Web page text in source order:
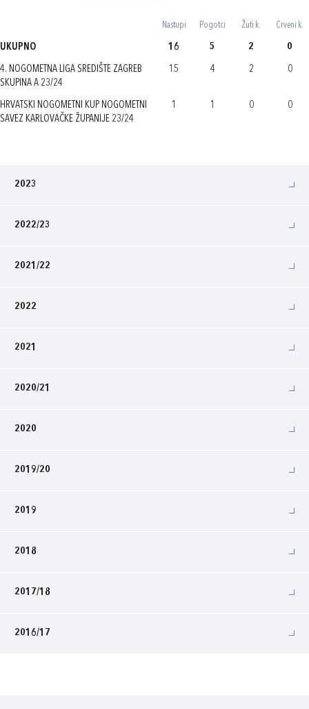
Nastupi Pogotci Žuti k. Crveni k.
UKUPNO 16 5 2 0
4. NOGOMETNA LIGA SREDIŠTE ZAGREB
SKUPINA A 23/24
15 4 2 0
HRVATSKI NOGOMETNI KUP NOGOMETNI
SAVEZ KARLOVAČKE ŽUPANIJE 23/24
1 1 0 0
2023
2022/23
2021/22
2022
2021
2020/21
2020
2019/20
2019
2018
2017/18
2016/17